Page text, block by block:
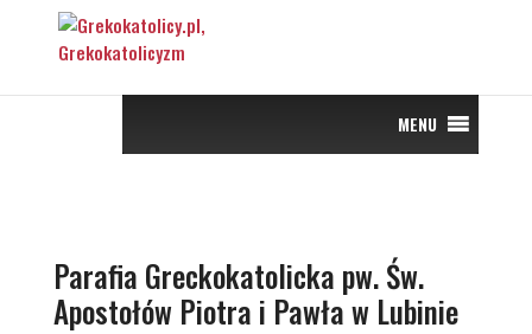
MENU
Parafia Greckokatolicka pw. Św.
Apostołów Piotra i Pawła w Lubinie